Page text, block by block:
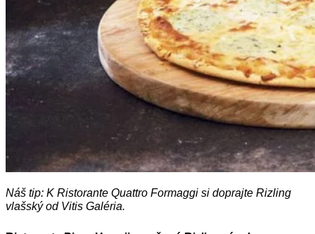
Náš tip: K Ristorante Quattro Formaggi si doprajte Rizling
vlašský od Vitis Galéria.